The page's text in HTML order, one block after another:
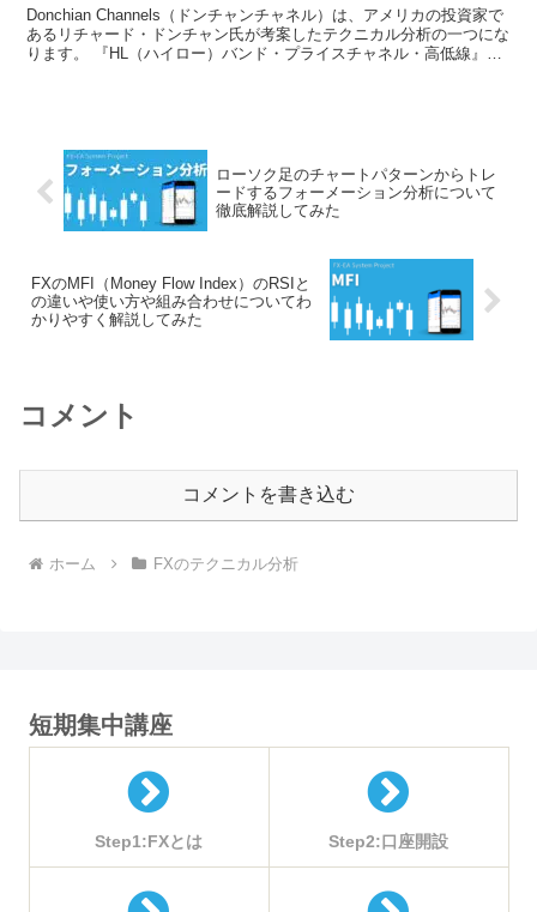
Donchian Channels（ドンチャンチャネル）は、アメリカの投資家で
あるリチャード・ドンチャン氏が考案したテクニカル分析の一つにな
ります。 『HL（ハイロー）バンド・プライスチャネル・高低線』と
ローソク足のチャートパターンからトレ
ードするフォーメーション分析について
徹底解説してみた
FXのMFI（Money Flow Index）のRSIと
の違いや使い方や組み合わせについてわ
かりやすく解説してみた
コメント
コメントを書き込む
ホーム FXのテクニカル分析
短期集中講座
Step1:FXとは Step2:口座開設